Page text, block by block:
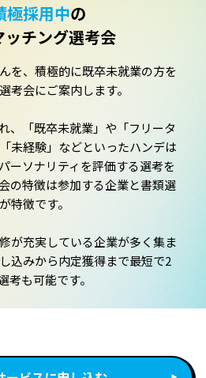
極採用中の
チング選考会
を、積極的に既卒未就業の方を
考会にご案内します。
、「既卒未就業」や「フリータ
未経験」などといったハンデは
ーソナリティを評価する選考を
の特徴は参加する企業と書類選
特徴です。
が充実している企業が多く集ま
込みから内定獲得まで最短で2
考も可能です。